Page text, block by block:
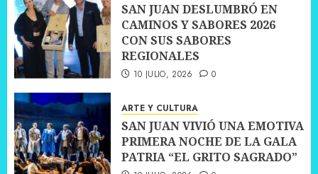
SAN JUAN DESLUMBRÓ EN
CAMINOS Y SABORES 2026
CON SUS SABORES
REGIONALES
10 JULIO, 2026 0
ARTE Y CULTURA
SAN JUAN VIVIÓ UNA EMOTIVA
PRIMERA NOCHE DE LA GALA
PATRIA “EL GRITO SAGRADO”